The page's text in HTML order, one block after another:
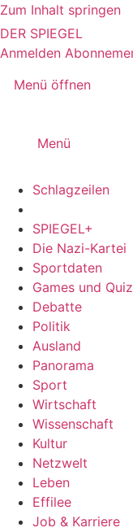
Zum Inhalt springen
DER SPIEGEL
Anmelden
Menü öffnen
Menü
Schlagzeilen
SPIEGEL+
Die Nazi-Kartei
Sportdaten
Games und Quiz
Debatte
Politik
Ausland
Panorama
Sport
Wirtschaft
Wissenschaft
Kultur
Netzwelt
Leben
Effilee
Job & Karriere